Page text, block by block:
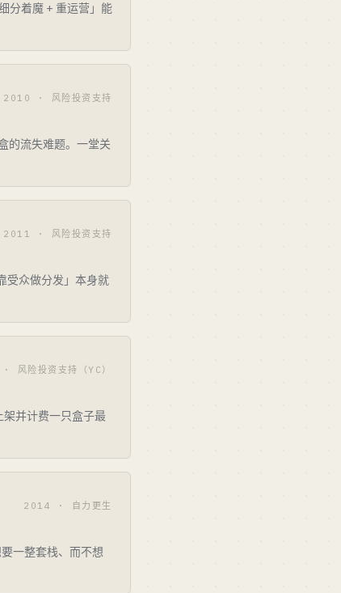
分着魔 + 重运营」能
2010 · 风险投资支持
的流失难题。一堂关
2011 · 风险投资支持
受众做分发」本身就
风险投资支持（YC）
并计费一只盒子最
2014 · 自力更生
一整套栈、而不想